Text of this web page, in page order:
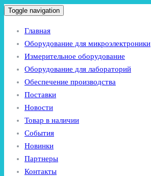
Toggle navigation
Главная
Оборудование для микроэлектроники
Измерительное оборудование
Оборудование для лабораторий
Обеспечение производства
Поставки
Новости
Товар в наличии
События
Новинки
Партнеры
Контакты